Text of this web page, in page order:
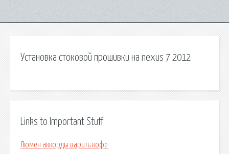
Установка стоковой прошивки на nexus 7 2012
Links to Important Stuff
Люмен аккорды варить кофе